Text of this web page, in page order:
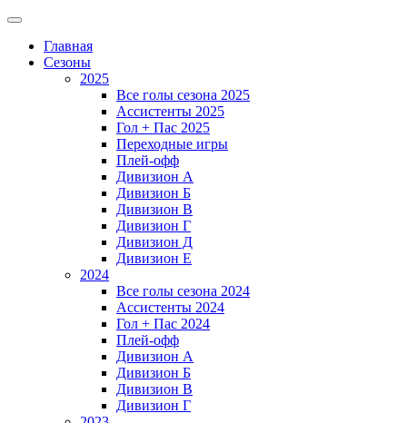
Главная
Сезоны
2025
Все голы сезона 2025
Ассистенты 2025
Гол + Пас 2025
Переходные игры
Плей-офф
Дивизион A
Дивизион Б
Дивизион В
Дивизион Г
Дивизион Д
Дивизион Е
2024
Все голы сезона 2024
Ассистенты 2024
Гол + Пас 2024
Плей-офф
Дивизион A
Дивизион Б
Дивизион В
Дивизион Г